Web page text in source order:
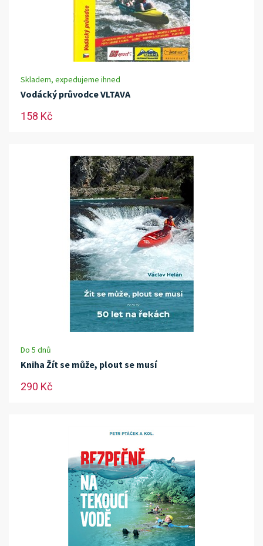
Skladem, expedujeme ihned
Vodácký průvodce VLTAVA
158 Kč
Do 5 dnů
Kniha Žít se může, plout se musí
290 Kč